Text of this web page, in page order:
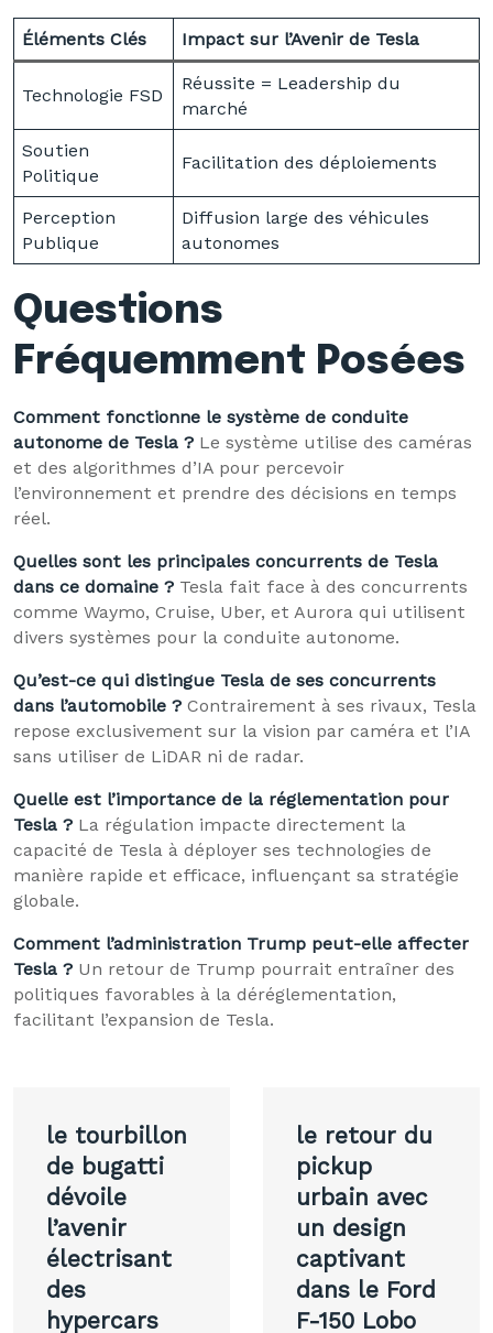
Éléments Clés Impact sur l’Avenir de Tesla
Technologie FSD
Réussite = Leadership du
marché
Soutien
Politique
Facilitation des déploiements
Perception
Publique
Diffusion large des véhicules
autonomes
Questions
Fréquemment Posées
Comment fonctionne le système de conduite
autonome de Tesla ? Le système utilise des caméras
et des algorithmes d’IA pour percevoir
l’environnement et prendre des décisions en temps
réel.
Quelles sont les principales concurrents de Tesla
dans ce domaine ? Tesla fait face à des concurrents
comme Waymo, Cruise, Uber, et Aurora qui utilisent
divers systèmes pour la conduite autonome.
Qu’est-ce qui distingue Tesla de ses concurrents
dans l’automobile ? Contrairement à ses rivaux, Tesla
repose exclusivement sur la vision par caméra et l’IA
sans utiliser de LiDAR ni de radar.
Quelle est l’importance de la réglementation pour
Tesla ? La régulation impacte directement la
capacité de Tesla à déployer ses technologies de
manière rapide et efficace, influençant sa stratégie
globale.
Comment l’administration Trump peut-elle affecter
Tesla ? Un retour de Trump pourrait entraîner des
politiques favorables à la déréglementation,
facilitant l’expansion de Tesla.
de
l’article
le tourbillon
de bugatti
dévoile
l’avenir
électrisant
des
hypercars
le retour du
pickup
urbain avec
un design
captivant
dans le Ford
F-150 Lobo